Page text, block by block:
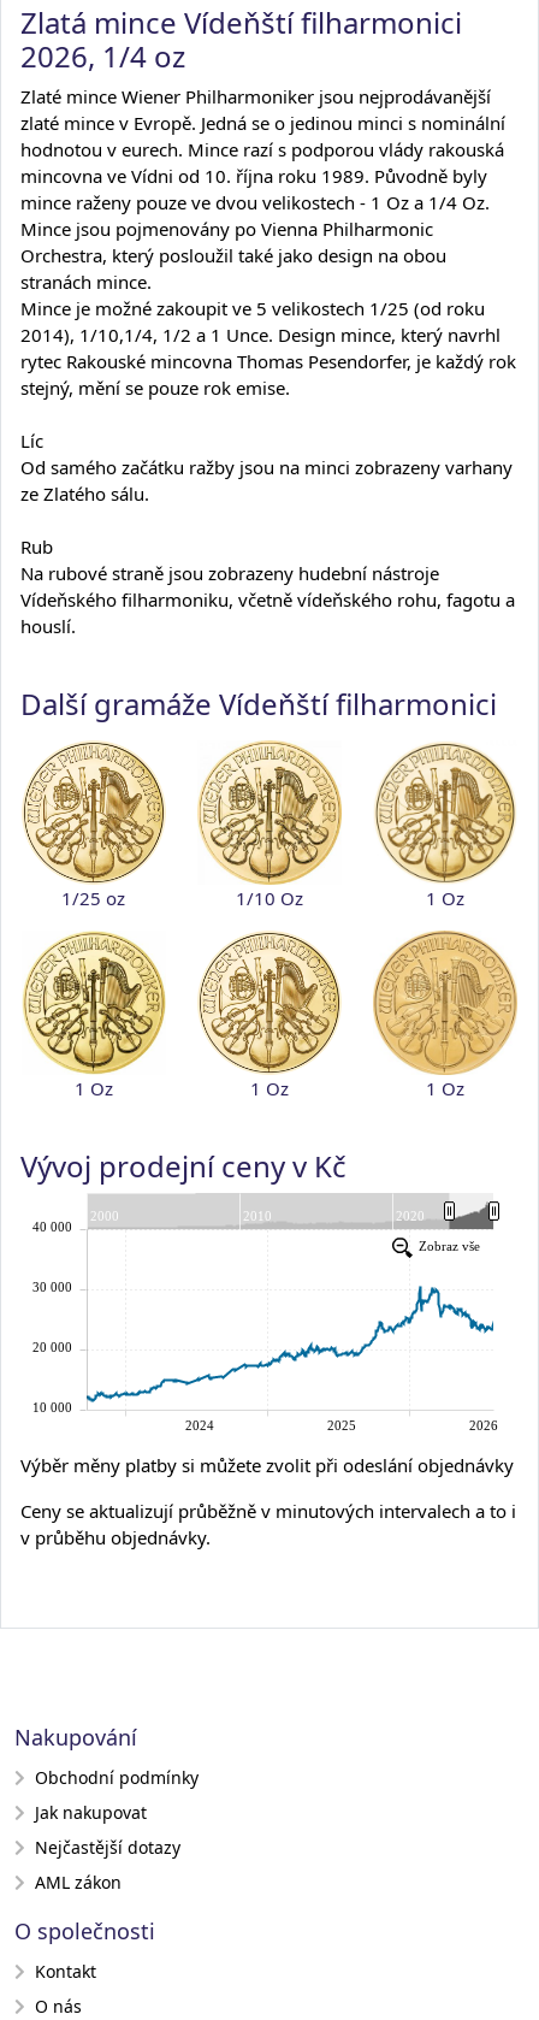
Zlatá mince Vídeňští filharmonici
2026, 1/4 oz
Zlaté mince Wiener Philharmoniker jsou nejprodávanější
zlaté mince v Evropě. Jedná se o jedinou minci s nominální
hodnotou v eurech. Mince razí s podporou vlády rakouská
mincovna ve Vídni od 10. října roku 1989. Původně byly
mince raženy pouze ve dvou velikostech - 1 Oz a 1/4 Oz.
Mince jsou pojmenovány po Vienna Philharmonic
Orchestra, který posloužil také jako design na obou
stranách mince.
Mince je možné zakoupit ve 5 velikostech 1/25 (od roku
2014), 1/10,1/4, 1/2 a 1 Unce. Design mince, který navrhl
rytec Rakouské mincovna Thomas Pesendorfer, je každý rok
stejný, mění se pouze rok emise.
Líc
Od samého začátku ražby jsou na minci zobrazeny varhany
ze Zlatého sálu.
Rub
Na rubové straně jsou zobrazeny hudební nástroje
Vídeňského filharmoniku, včetně vídeňského rohu, fagotu a
houslí.
Další gramáže Vídeňští filharmonici
1/25 oz 1/10 Oz 1 Oz
1 Oz 1 Oz 1 Oz
Vývoj prodejní ceny v Kč
Výběr měny platby si můžete zvolit při odeslání objednávky
Ceny se aktualizují průběžně v minutových intervalech a to i
v průběhu objednávky.
Nakupování
Obchodní podmínky
Jak nakupovat
Nejčastější dotazy
AML zákon
O společnosti
Kontakt
O nás